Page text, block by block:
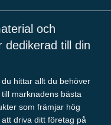
och
dedikerad till din
hittar allt du behöver
marknadens bästa
som främjar hög
driva ditt företag på